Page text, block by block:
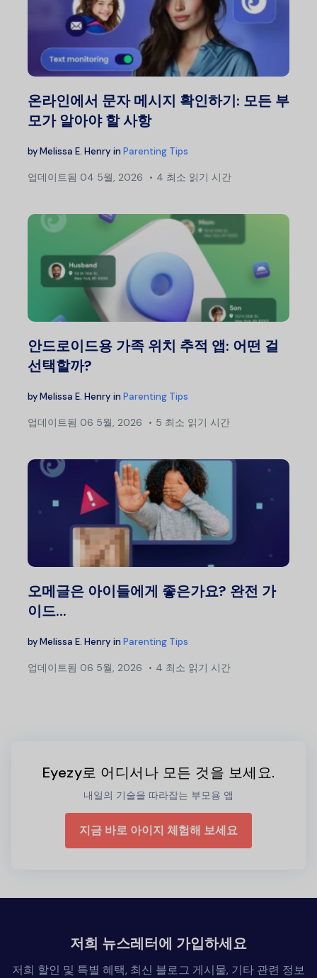
온라인에서 문자 메시지 확인하기: 모든 부
모가 알아야 할 사항
byMelissa E. Henry in Parenting Tips
업데이트됨 04 5월, 2026 4 최소 읽기 시간
안드로이드용 가족 위치 추적 앱: 어떤 걸
선택할까?
byMelissa E. Henry in Parenting Tips
업데이트됨 06 5월, 2026 5 최소 읽기 시간
오메글은 아이들에게 좋은가요? 완전 가
이드...
byMelissa E. Henry in Parenting Tips
업데이트됨 06 5월, 2026 4 최소 읽기 시간
Eyezy로 어디서나 모든 것을 보세요.
내일의 기술을 따라잡는 부모용 앱
지금 바로 아이지 체험해 보세요
저희 뉴스레터에 가입하세요
저희 할인 및 특별 혜택, 최신 블로그 게시물, 기타 관련 정보